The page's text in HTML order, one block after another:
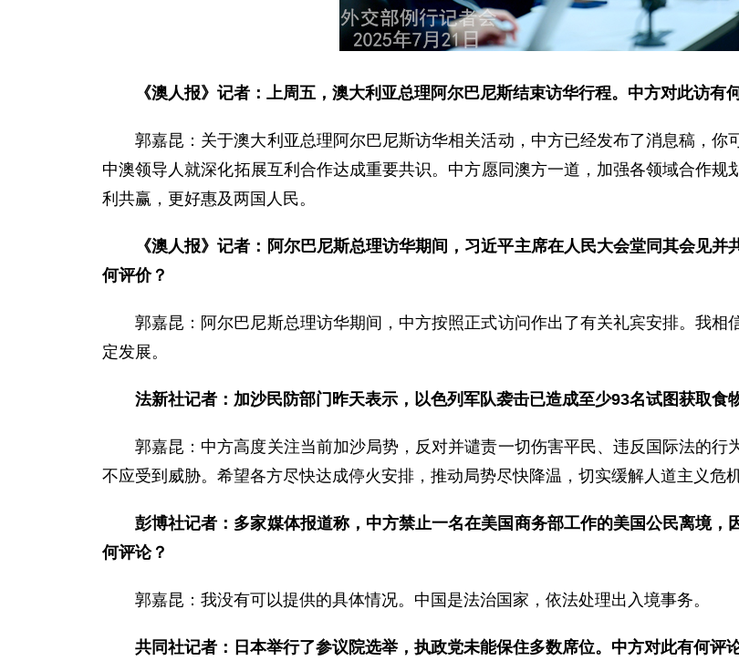
《澳人报》记者：上周五，澳大利亚总理阿尔巴尼斯结束访华行程。中方对此访有
郭嘉昆： 关于澳大利亚总理阿尔巴尼斯访华相关活动，中方已经发布了消息稿，你
中澳领导人就深化拓展互利合作达成重要共识。中方愿同澳方一道，加强各领域合作
利共赢，更好惠及两国人民。
《澳人报》记者：阿尔巴尼斯总理访华期间，习近平主席在人民大会堂同其会见
何评价？
郭嘉昆： 阿尔巴尼斯总理访华期间，中方按照正式访问作出了有关礼宾安排。我
定发展。
法新社记者：加沙民防部门昨天表示，以色列军队袭击已造成至少93名试图获取食
郭嘉昆： 中方高度关注当前加沙局势，反对并谴责一切伤害平民、违反国际法的
不应受到威胁。希望各方尽快达成停火安排，推动局势尽快降温，切实缓解人道主义危机
彭博社记者：多家媒体报道称，中方禁止一名在美国商务部工作的美国公民离境
何评论？
郭嘉昆： 我没有可以提供的具体情况。中国是法治国家，依法处理出入境事务。
共同社记者：日本举行了参议院选举，执政党未能保住多数席位。中方对此有何评